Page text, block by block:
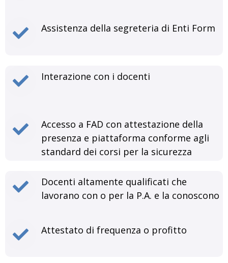
Assistenza della segreteria di Enti Form
Interazione con i docenti
Accesso a FAD con attestazione della
presenza e piattaforma conforme agli
standard dei corsi per la sicurezza
Docenti altamente qualificati che
lavorano con o per la P.A. e la conoscono
Attestato di frequenza o profitto